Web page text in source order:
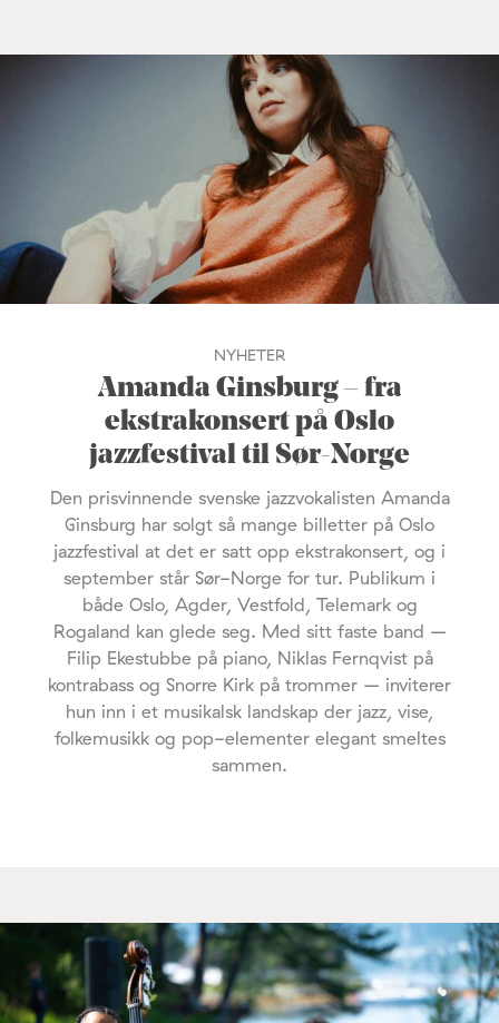
NYHETER
Amanda Ginsburg – fra
ekstrakonsert på Oslo
jazzfestival til Sør-Norge
Den prisvinnende svenske jazzvokalisten Amanda
Ginsburg har solgt så mange billetter på Oslo
jazzfestival at det er satt opp ekstrakonsert, og i
september står Sør-Norge for tur. Publikum i
både Oslo, Agder, Vestfold, Telemark og
Rogaland kan glede seg. Med sitt faste band –
Filip Ekestubbe på piano, Niklas Fernqvist på
kontrabass og Snorre Kirk på trommer – inviterer
hun inn i et musikalsk landskap der jazz, vise,
folkemusikk og pop-elementer elegant smeltes
sammen.